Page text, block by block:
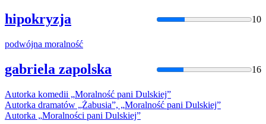
hipokryzja 10
podwójna moralność
gabriela zapolska 16
Autorka komedii „Moralność pani Dulskiej”
Autorka dramatów „Żabusia”, „Moralność pani Dulskiej”
Autorka „Moralności pani Dulskiej”